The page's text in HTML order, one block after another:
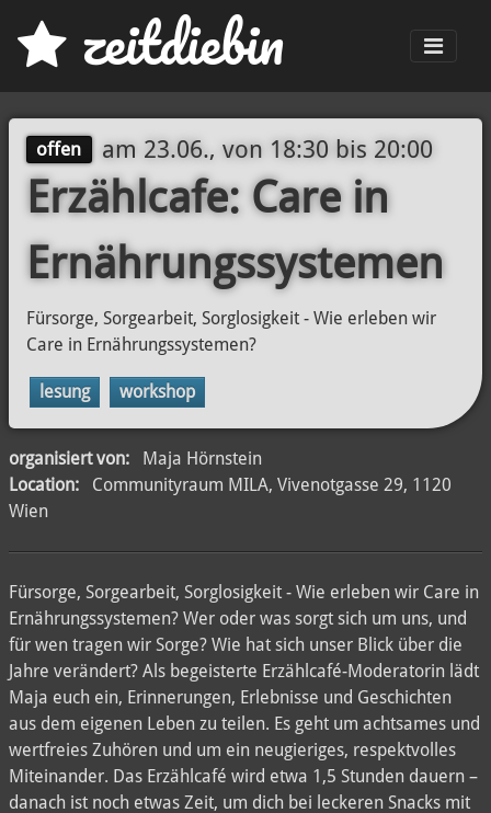
zeitdiebin
offen am 23.06., von 18:30 bis 20:00
Erzählcafe: Care in
Ernährungssystemen
Fürsorge, Sorgearbeit, Sorglosigkeit - Wie erleben wir
Care in Ernährungssystemen?
lesung workshop
organisiert von:
Maja Hörnstein
Location:
Communityraum MILA, Vivenotgasse 29, 1120
Wien
Fürsorge, Sorgearbeit, Sorglosigkeit - Wie erleben wir Care in
Ernährungssystemen? Wer oder was sorgt sich um uns, und
für wen tragen wir Sorge? Wie hat sich unser Blick über die
Jahre verändert? Als begeisterte Erzählcafé-Moderatorin lädt
Maja euch ein, Erinnerungen, Erlebnisse und Geschichten
aus dem eigenen Leben zu teilen. Es geht um achtsames und
wertfreies Zuhören und um ein neugieriges, respektvolles
Miteinander. Das Erzählcafé wird etwa 1,5 Stunden dauern –
danach ist noch etwas Zeit, um dich bei leckeren Snacks mit